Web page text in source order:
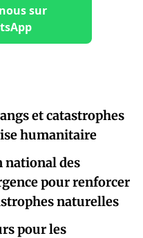
sur
et catastrophes
humanitaire
national des
pour renforcer
naturelles
pour les